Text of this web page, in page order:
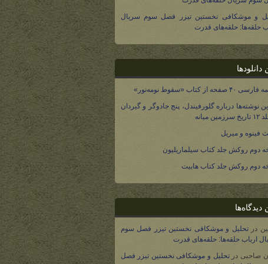
و موشکافی نخستین تیزر فصل سوم سریال
حلقه‌ها: حلقه‌های قدرت
دانلودها
صفحه از کتاب «سقوط نومه‌نور»
نوشته‌ها درباره گلورفیندل، پنج جادوگر و گیردان
میانه
فینوه و میریل
دوم روکش جلد کتاب سیلماریلیون
دوم روکش جلد کتاب هابیت
دیدگاه‌ها
درتحلیل و موشکافی نخستین تیزر فصل سوم
ارباب حلقه‌ها: حلقه‌های قدرت
صاحبی درتحلیل و موشکافی نخستین تیزر فصل